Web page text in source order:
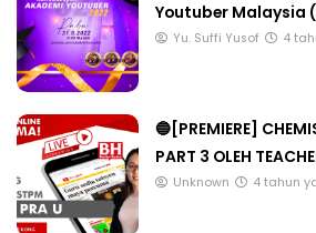
Youtuber Malaysia
Yu. Suffi Yusof 4
🔵[PREMIERE]
PART 3 OLEH
Unknown 4 tahun